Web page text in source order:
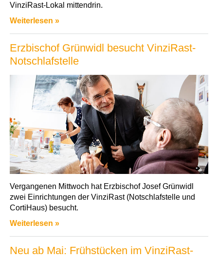
VinziRast-Lokal mittendrin.
Weiterlesen »
Erzbischof Grünwidl besucht VinziRast-
Notschlafstelle
Vergangenen Mittwoch hat Erzbischof Josef Grünwidl
zwei Einrichtungen der VinziRast (Notschlafstelle und
CortiHaus) besucht.
Weiterlesen »
Neu ab Mai: Frühstücken im VinziRast-